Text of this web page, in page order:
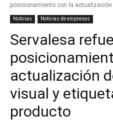
posicionamiento con la
Noticias Noticias de empresas
Servalesa
actualización
visual y
producto